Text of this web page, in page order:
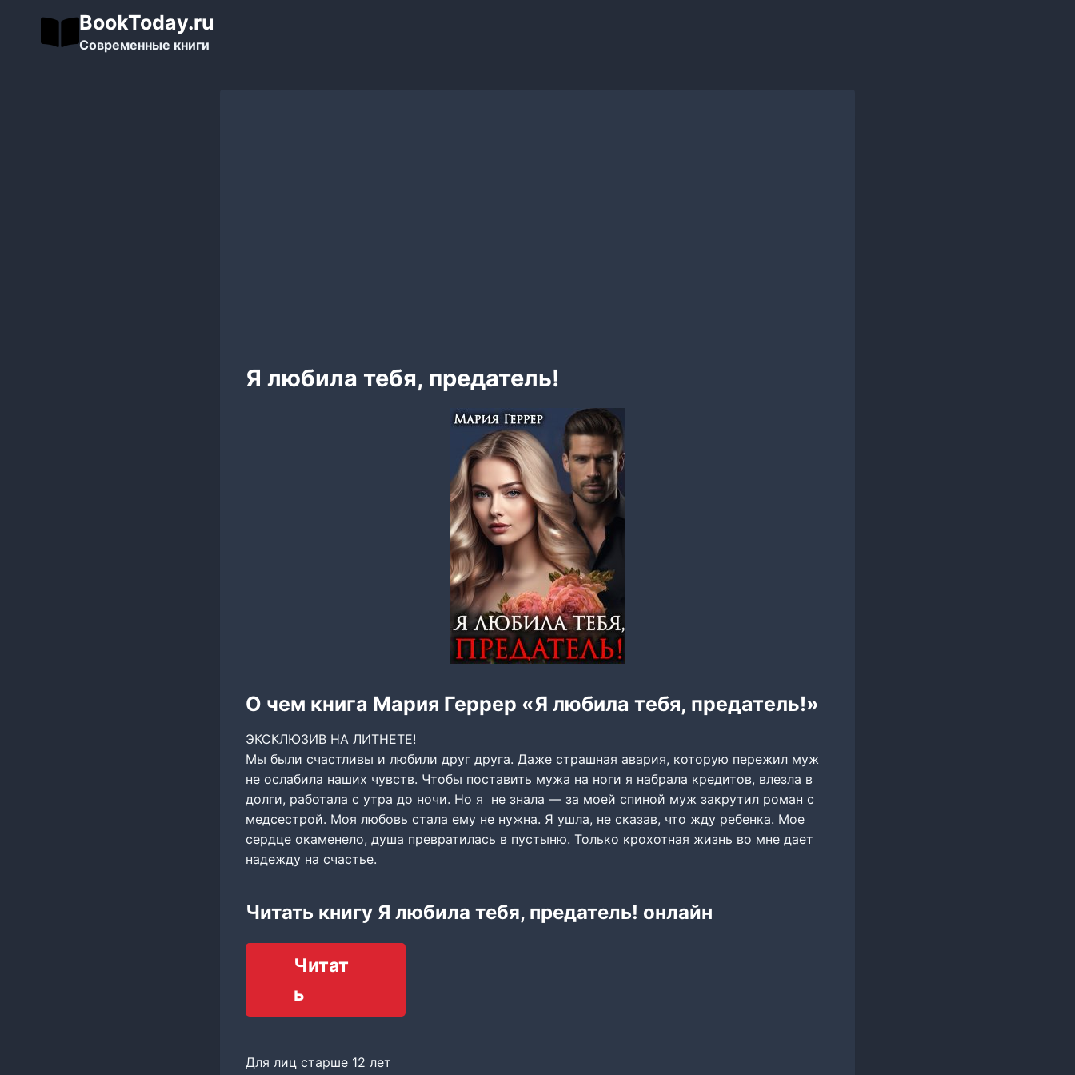
содержимому
BookToday.ru
Современные книги
Я любила тебя, предатель!
О чем книга Мария Геррер «Я любила тебя, предатель!»
ЭКСКЛЮЗИВ НА ЛИТНЕТЕ!
Мы были счастливы и любили друг друга. Даже страшная авария, которую пережил муж
не ослабила наших чувств. Чтобы поставить мужа на ноги я набрала кредитов, влезла в
долги, работала с утра до ночи. Но я не знала — за моей спиной муж закрутил роман с
медсестрой. Моя любовь стала ему не нужна. Я ушла, не сказав, что жду ребенка. Мое
сердце окаменело, душа превратилась в пустыню. Только крохотная жизнь во мне дает
надежду на счастье.
Читать книгу Я любила тебя, предатель! онлайн
Читат
ь
Для лиц старше 12 лет